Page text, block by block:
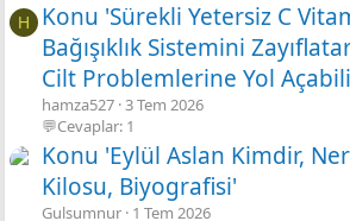
H
Konu 'Sürekli Yetersiz C
Bağışıklık Sistemini
Cilt Problemlerine Yol
hamza527 3 Tem 2026
💬Cevaplar: 1
Konu 'Eylül Aslan Kimdir,
Kilosu, Biyografisi'
Gulsumnur 1 Tem 2026